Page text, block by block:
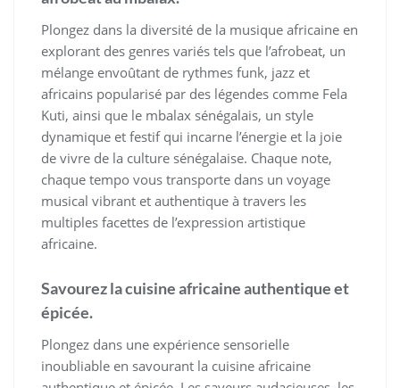
Plongez dans la diversité de la musique africaine en
explorant des genres variés tels que l’afrobeat, un
mélange envoûtant de rythmes funk, jazz et
africains popularisé par des légendes comme Fela
Kuti, ainsi que le mbalax sénégalais, un style
dynamique et festif qui incarne l’énergie et la joie
de vivre de la culture sénégalaise. Chaque note,
chaque tempo vous transporte dans un voyage
musical vibrant et authentique à travers les
multiples facettes de l’expression artistique
africaine.
Savourez la cuisine africaine authentique et
épicée.
Plongez dans une expérience sensorielle
inoubliable en savourant la cuisine africaine